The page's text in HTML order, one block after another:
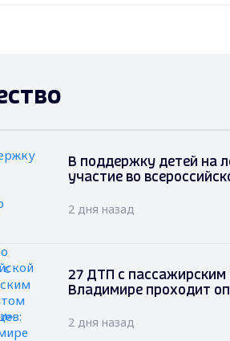
В поддержку детей на
участие во
2 дня назад
27 ДТП с пассажирским
Владимире проходит
2 дня назад